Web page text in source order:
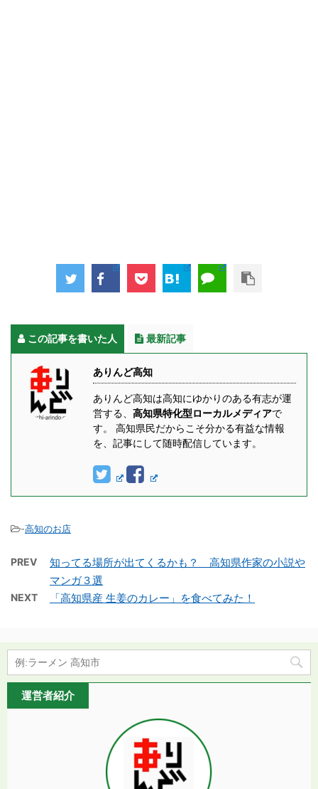
この記事を書いた人 最新記事
ありんど高知
ありんど高知は高知にゆかりのある有志が運
営する、 高知県特化型ローカルメディアで
す。 高知県民だからこそ分かる有益な情報
を、記事にして随時配信しています。
-高知のお店
PREV
知ってる場所が出てくるかも？ 高知県作家の小説や
マンガ３選
NEXT 「高知県産 生姜のカレー」を食べてみた！
運営者紹介